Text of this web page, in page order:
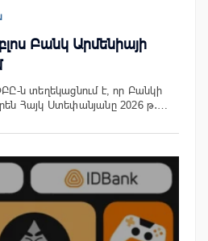
Բանկ Արմենիայի
ն տեղեկացնում է, որ Բանկի
Հայկ Ստեփանյանը 2026 թ․…